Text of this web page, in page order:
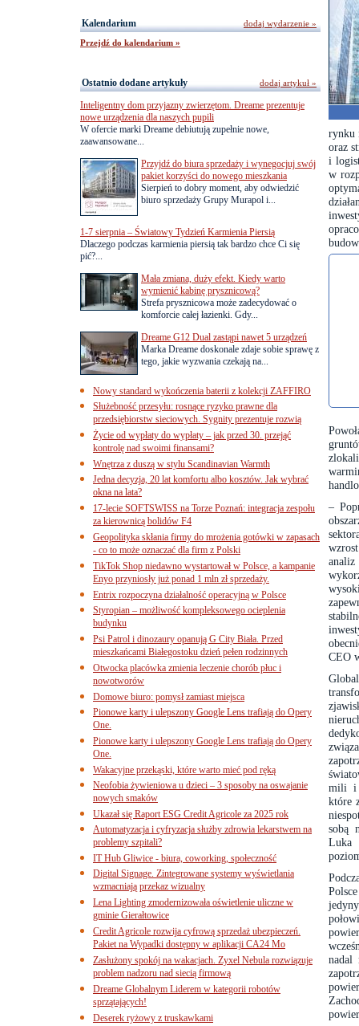
rynku
oraz
i
w
–
CEO
mili i
które
sobą
Luka
nadal
Kalendarium
Przejdź do kalendarium »
dodaj wydarzenie »
Ostatnio dodane artykuły
Inteligentny dom przyjazny zwierzętom. Dreame prezentuje
nowe urządzenia dla naszych pupili
W ofercie marki Dreame debiutują zupełnie nowe,
zaawansowane...
Przyjdź do biura sprzedaży i wynegocjuj swój
pakiet korzyści do nowego mieszkania
Sierpień to dobry moment, aby odwiedzić
biuro sprzedaży Grupy Murapol i...
1-7 sierpnia – Światowy Tydzień Karmienia Piersią
Dlaczego podczas karmienia piersią tak bardzo chce Ci się
pić?...
Mała zmiana, duży efekt. Kiedy warto
wymienić kabinę prysznicową?
Strefa prysznicowa może zadecydować o
komforcie całej łazienki. Gdy...
Dreame G12 Dual zastąpi nawet 5 urządzeń
Marka Dreame doskonale zdaje sobie sprawę z
tego, jakie wyzwania czekają na...
Nowy standard wykończenia baterii z kolekcji ZAFFIRO
Służebność przesyłu: rosnące ryzyko prawne dla
przedsiębiorstw sieciowych. Sygnity prezentuje rozwią
Życie od wypłaty do wypłaty – jak przed 30. przejąć
kontrolę nad swoimi finansami?
Wnętrza z duszą w stylu Scandinavian Warmth
Jedna decyzja, 20 lat komfortu albo kosztów. Jak wybrać
okna na lata?
17-lecie SOFTSWISS na Torze Poznań: integracja zespołu
za kierownicą bolidów F4
Geopolityka skłania firmy do mrożenia gotówki w zapasach
- co to może oznaczać dla firm z Polski
TikTok Shop niedawno wystartował w Polsce, a kampanie
Enyo przyniosły już ponad 1 mln zł sprzedaży.
Entrix rozpoczyna działalność operacyjną w Polsce
Styropian – możliwość kompleksowego ocieplenia
budynku
Psi Patrol i dinozaury opanują G City Biała. Przed
mieszkańcami Białegostoku dzień pełen rodzinnych
Otwocka placówka zmienia leczenie chorób płuc i
nowotworów
Domowe biuro: pomysł zamiast miejsca
Pionowe karty i ulepszony Google Lens trafiają do Opery
One.
Pionowe karty i ulepszony Google Lens trafiają do Opery
One.
Wakacyjne przekąski, które warto mieć pod ręką
Neofobia żywieniowa u dzieci – 3 sposoby na oswajanie
nowych smaków
Ukazał się Raport ESG Credit Agricole za 2025 rok
Automatyzacja i cyfryzacja służby zdrowia lekarstwem na
problemy szpitali?
IT Hub Gliwice - biura, coworking, społeczność
Digital Signage. Zintegrowane systemy wyświetlania
wzmacniają przekaz wizualny
Lena Lighting zmodernizowała oświetlenie uliczne w
gminie Gierałtowice
Credit Agricole rozwija cyfrową sprzedaż ubezpieczeń.
Pakiet na Wypadki dostępny w aplikacji CA24 Mo
Zasłużony spokój na wakacjach. Zyxel Nebula rozwiązuje
problem nadzoru nad siecią firmową
Dreame Globalnym Liderem w kategorii robotów
sprzątających!
Deserek ryżowy z truskawkami
dodaj artykuł »